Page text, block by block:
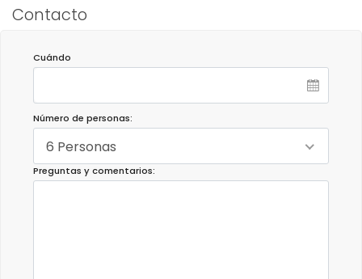
Contacto
Cuándo
Número de personas:
6 Personas
Preguntas y comentarios: